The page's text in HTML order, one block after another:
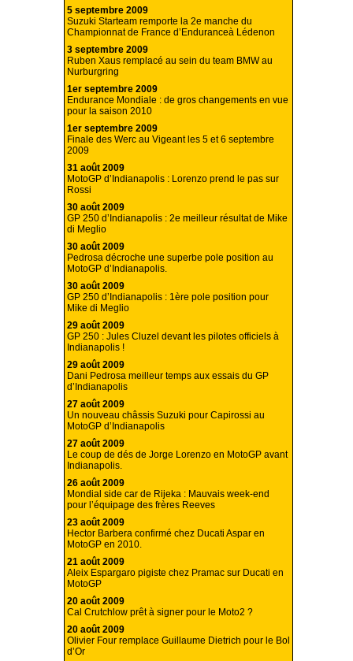
5 septembre 2009
Suzuki Starteam remporte la 2e manche du
Championnat de France d’Enduranceà Lédenon
3 septembre 2009
Ruben Xaus remplacé au sein du team BMW au
Nurburgring
1er septembre 2009
Endurance Mondiale : de gros changements en vue
pour la saison 2010
1er septembre 2009
Finale des Werc au Vigeant les 5 et 6 septembre
2009
31 août 2009
MotoGP d’Indianapolis : Lorenzo prend le pas sur
Rossi
30 août 2009
GP 250 d’Indianapolis : 2e meilleur résultat de Mike
di Meglio
30 août 2009
Pedrosa décroche une superbe pole position au
MotoGP d’Indianapolis.
30 août 2009
GP 250 d’Indianapolis : 1ère pole position pour
Mike di Meglio
29 août 2009
GP 250 : Jules Cluzel devant les pilotes officiels à
Indianapolis !
29 août 2009
Dani Pedrosa meilleur temps aux essais du GP
d’Indianapolis
27 août 2009
Un nouveau châssis Suzuki pour Capirossi au
MotoGP d’Indianapolis
27 août 2009
Le coup de dés de Jorge Lorenzo en MotoGP avant
Indianapolis.
26 août 2009
Mondial side car de Rijeka : Mauvais week-end
pour l’équipage des frères Reeves
23 août 2009
Hector Barbera confirmé chez Ducati Aspar en
MotoGP en 2010.
21 août 2009
Aleix Espargaro pigiste chez Pramac sur Ducati en
MotoGP
20 août 2009
Cal Crutchlow prêt à signer pour le Moto2 ?
20 août 2009
Olivier Four remplace Guillaume Dietrich pour le Bol
d’Or